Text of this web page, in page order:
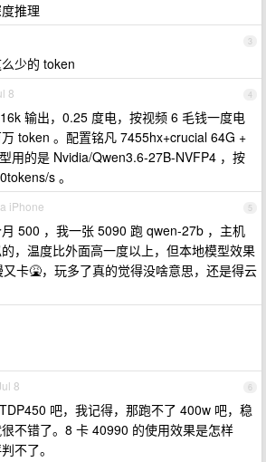
推理
3
少的 token
4
8
输出，0.25 度电，按视频 6 毛钱一度电
token 。配置铭凡 7455hx+crucial 64G +
用的是 Nvidia/Qwen3.6-27B-NVFP4 ，按
s 。
5
iPhone
500 ，我一张 5090 跑 qwen-27b ，主机
，温度比外面高一度以上，但本地模型效果
卡🤮，玩多了真的觉得没啥意思，还是得云
6
8
吧，我记得，那跑不了 400w 吧，稳
不错了。8 卡 40990 的使用效果是怎样
不了。